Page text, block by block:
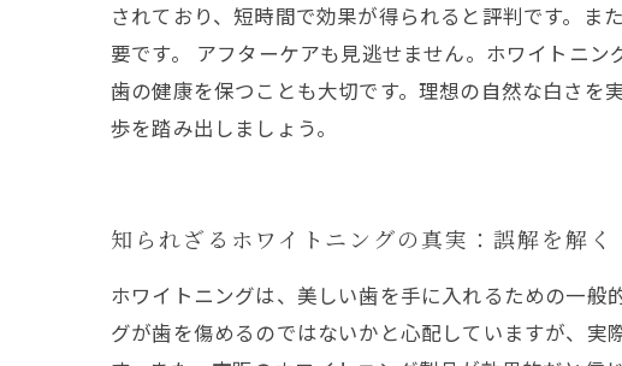
されており、短時間で効果が得られると評判です。
要です。 アフターケアも見逃せません。ホワイトニ
歯の健康を保つことも大切です。理想の自然な白さ
歩を踏み出しましょう。
知られざるホワイトニングの真実：誤解を解く
ホワイトニングは、美しい歯を手に入れるための一
グが歯を傷めるのではないかと心配していますが、